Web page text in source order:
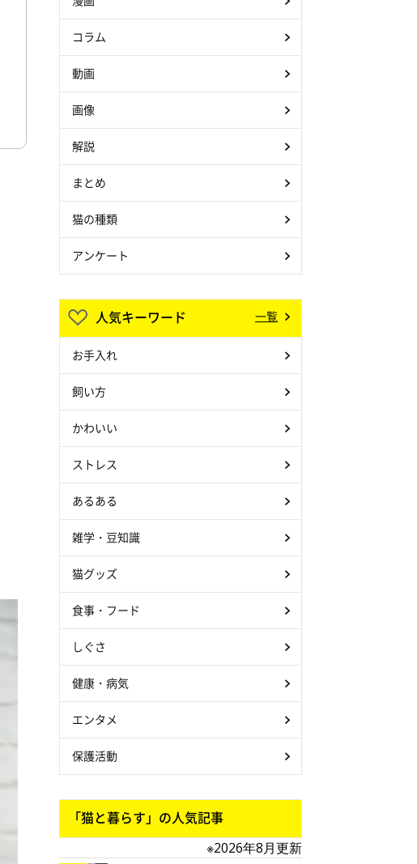
コラム
動画
画像
解説
まとめ
猫の種類
アンケート
人気キーワード 一覧
お手入れ
飼い方
かわいい
ストレス
あるある
雑学・豆知識
猫グッズ
食事・フード
しぐさ
健康・病気
エンタメ
保護活動
「猫と暮らす」の人気記事
※2026年8月更新